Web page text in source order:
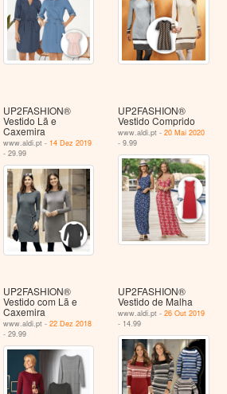
UP2FASHION®
Vestido Lã e
Caxemira
www.aldi.pt - 14 Dez 2019
- 29.99
UP2FASHION®
Vestido Comprido
www.aldi.pt -20 Mai 2020
- 9.99
UP2FASHION®
Vestido com Lã e
Caxemira
www.aldi.pt - 22 Dez 2018
- 29.99
UP2FASHION®
Vestido de Malha
www.aldi.pt -26 Out 2019
- 14.99